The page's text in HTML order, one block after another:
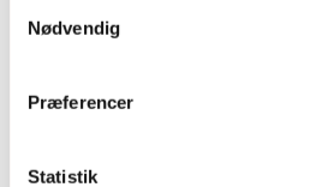
Nødvendig
Præferencer
Statistik